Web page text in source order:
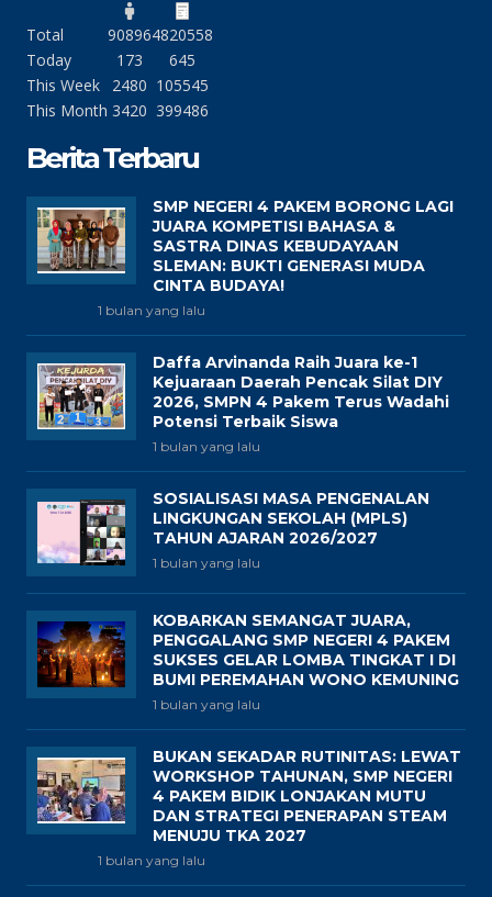
Total 908964820558
Today
173
645
This Week
2480 105545
This Month 3420 399486
Berita Terbaru
SMP NEGERI 4 PAKEM BORONG LAGI
JUARA KOMPETISI BAHASA &
SASTRA DINAS KEBUDAYAAN
SLEMAN: BUKTI GENERASI MUDA
CINTA BUDAYA!
1 bulan yang lalu
Daffa Arvinanda Raih Juara ke-1
Kejuaraan Daerah Pencak Silat DIY
2026, SMPN 4 Pakem Terus Wadahi
Potensi Terbaik Siswa
1 bulan yang lalu
SOSIALISASI MASA PENGENALAN
LINGKUNGAN SEKOLAH (MPLS)
TAHUN AJARAN 2026/2027
1 bulan yang lalu
KOBARKAN SEMANGAT JUARA,
PENGGALANG SMP NEGERI 4 PAKEM
SUKSES GELAR LOMBA TINGKAT I DI
BUMI PEREMAHAN WONO KEMUNING
1 bulan yang lalu
BUKAN SEKADAR RUTINITAS: LEWAT
WORKSHOP TAHUNAN, SMP NEGERI
4 PAKEM BIDIK LONJAKAN MUTU
DAN STRATEGI PENERAPAN STEAM
MENUJU TKA 2027
1 bulan yang lalu